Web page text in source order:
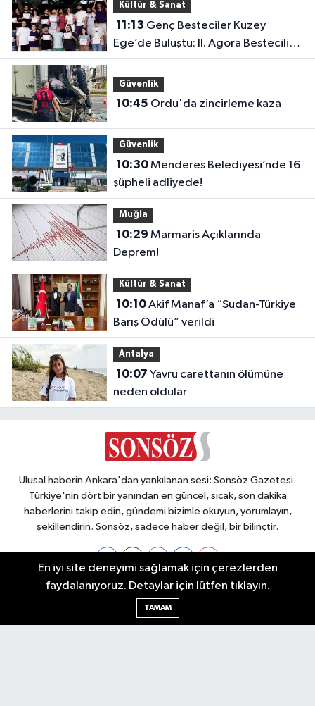
Kültür & Sanat
11:13
Ege’de Buluştu: II. Agora Bestecilik
Kampı Başladı
Güvenlik
10:45 Ordu'da zincirleme kaza
Güvenlik
10:30Menderes Belediyesi’nde 16
şüpheli adliyede!
Muğla
10:29
Deprem!
Kültür & Sanat
10:10Akif Manaf’a “Sudan-Türkiye
Barış Ödülü” verildi
Antalya
10:07
neden oldular
Ulusal haberin Ankara'dan yankılanan sesi: Sonsöz Gazetesi.
Türkiye'nin dört bir yanından en güncel, sıcak, son dakika
haberlerini takip edin, gündemi bizimle okuyun, yorumlayın,
şekillendirin. Sonsöz, sadece haber değil, bir bilinçtir.
Ankara Nöbetçi Eczaneler
En iyi site deneyimi sağlamak için çerezlerden
faydalanıyoruz. Detaylar için lütfen tıklayın.
TAMAM